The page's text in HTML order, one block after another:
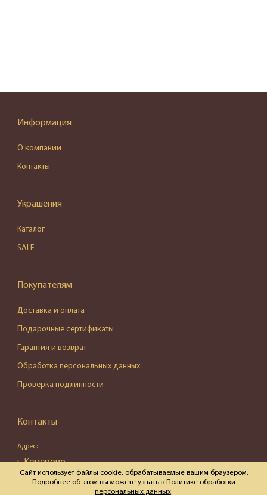
Информация
О компании
Контакты
Украшения
Каталог
SALE
Покупателям
Доставка и оплата
Подарочные сертификаты
Гарантия и возврат
Обработка персональных данных
Проверка подлинности
Контакты
Адрес:
г. Кемерово,
ул. Весенняя, д. 16, пом. 87
Сайт использует файлы cookie, обрабатываемые вашим браузером.
Подробнее об этом вы можете узнать в Политике обработки
персональных данных.